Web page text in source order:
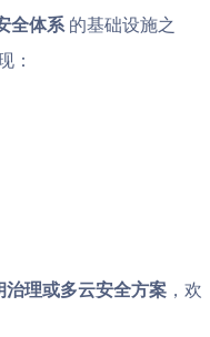
全体系的基础设施之
：
治理或多云安全方案 ，欢